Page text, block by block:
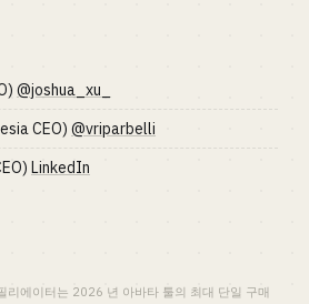
@joshua_xu_
CEO) @vriparbelli
LinkedIn
리에이터는 2026 년 아바타 툴의 최대 단일 구매